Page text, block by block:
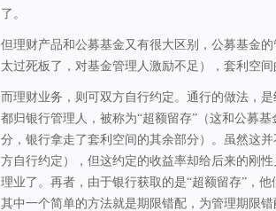
了。
但理财产品和公募基金又有很大区别，公募基金
太过死板了，对基金管理人激励不足），套利空间
而理财业务，则可双方自行约定。通行的做法，
都归银行管理人，被称为“超额留存”（这和公募
分，银行拿走了套利空间的其余部分）。虽然这
方自行约定），但这约定的收益率却给后来的刚
理业了。再者，由于银行获取的是“超额留存”，
其中一个简单的方法就是期限错配，为管理期限